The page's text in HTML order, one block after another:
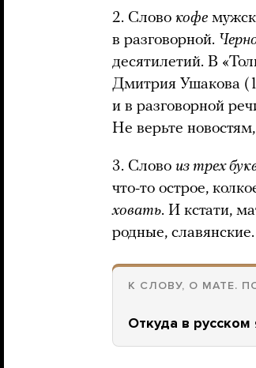
2. Слово кофе
в разговорной.
десятилетий. В
Дмитрия Ушакова
и в разговорной
Не верьте
3. Слово из трех
что-то острое,
ховать. И кстати,
родные, славянские.
К СЛОВУ, О МАТЕ.
Откуда в